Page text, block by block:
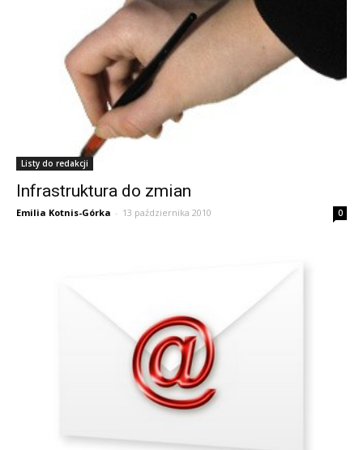
Listy do redakcji
Infrastruktura do zmian
Emilia Kotnis-Górka - 13 października 2010 0